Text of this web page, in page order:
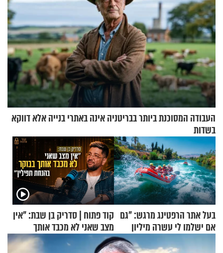
העבודה המסוכנת ביותר בבריטניה אינה באתרי בנייה אלא דווקא
בשדות
בעל אתר הרפטינג מרגש: "גם
אם ישלמו לי עשרה מיליון
שקלים - לא אפתח בשבת"
קוד פתוח | סדריק בן שבת: "אין
מצב שאני לא מכבד אותך
בבוקר בהנחת תפילין"